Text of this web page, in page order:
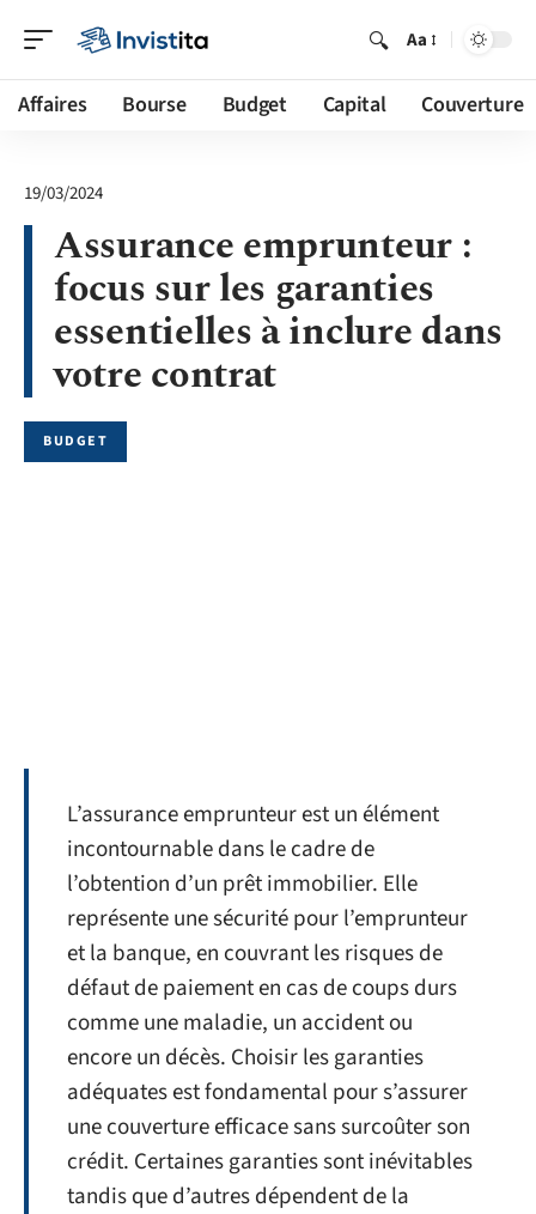
Aa
Affaires Bourse Budget Capital Couverture
19/03/2024
Assurance emprunteur :
focus sur les garanties
essentielles à inclure dans
votre contrat
BUDGET
L’assurance emprunteur est un élément
incontournable dans le cadre de
l’obtention d’un prêt immobilier. Elle
représente une sécurité pour l’emprunteur
et la banque, en couvrant les risques de
défaut de paiement en cas de coups durs
comme une maladie, un accident ou
encore un décès. Choisir les garanties
adéquates est fondamental pour s’assurer
une couverture efficace sans surcoûter son
crédit. Certaines garanties sont inévitables
tandis que d’autres dépendent de la